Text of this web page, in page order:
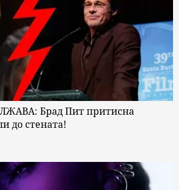
Брад Пит притисна
до стената!